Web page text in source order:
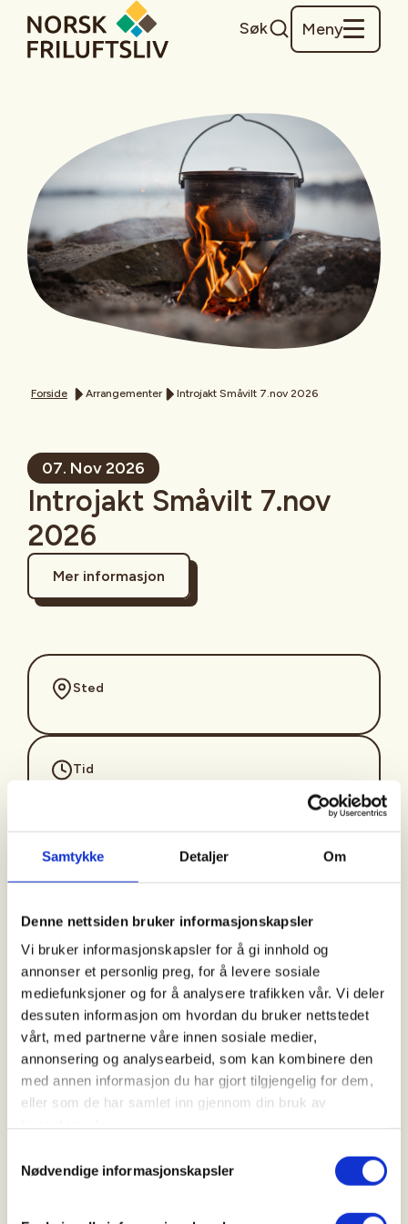
Samtykke Detaljer Om
Denne nettsiden bruker informasjonskapsler
Vi bruker informasjonskapsler for å gi innhold og
annonser et personlig preg, for å levere sosiale
mediefunksjoner og for å analysere trafikken vår. Vi deler
dessuten informasjon om hvordan du bruker nettstedet
vårt, med partnerne våre innen sosiale medier,
annonsering og analysearbeid, som kan kombinere den
med annen informasjon du har gjort tilgjengelig for dem,
eller som de har samlet inn gjennom din bruk av
Nødvendige informasjonskapsler
Søk Meny
Forside Arrangementer Introjakt Småvilt 7.nov 2026
07. Nov 2026
Introjakt Småvilt 7.nov
2026
Mer informasjon
Sted
Tid
Kl. 07.00 - 20.00
Kontaktperson
https://92233948
lasse.jenssen@gmail.com
Introjakt på småvilt (Vestlandet/Bergens området)
Ta kontakt med Lasse – se e-postadresse på